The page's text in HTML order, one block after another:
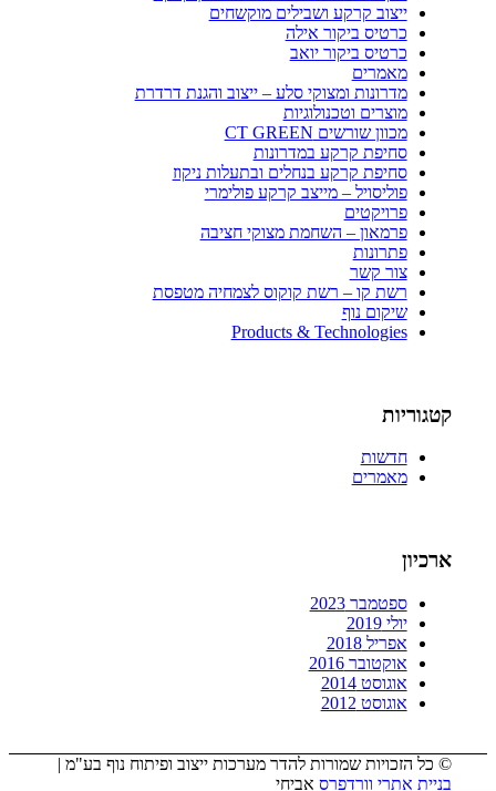
ייצוב קרקע ושבילים מוקשחים
כרטיס ביקור אילה
כרטיס ביקור יואב
מאמרים
מדרונות ומצוקי סלע – ייצוב והגנת דרדרת
מוצרים וטכנולוגיות
מכוון שורשים CT GREEN
סחיפת קרקע במדרונות
סחיפת קרקע בנחלים ובתעלות ניקוז
פוליסויל – מייצב קרקע פולימרי
פרויקטים
פרמאון – השחמת מצוקי חציבה
פתרונות
צור קשר
רשת קו – רשת קוקוס לצמחיה מטפסת
שיקום נוף
Products & Technologies
קטגוריות
חדשות
מאמרים
ארכיון
ספטמבר 2023
יולי 2019
אפריל 2018
אוקטובר 2016
אוגוסט 2014
אוגוסט 2012
© כל הזכויות שמורות להדר מערכות ייצוב ופיתוח נוף בע"מ |
בניית אתרי וורדפרס אביחי